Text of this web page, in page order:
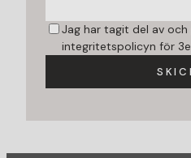
Jag har tagit del av och
integritetspolicyn för